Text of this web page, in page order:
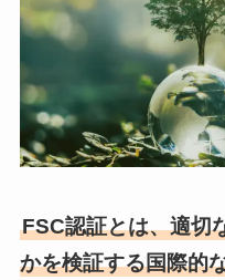
FSC認証とは、適切
かを検証する国際的